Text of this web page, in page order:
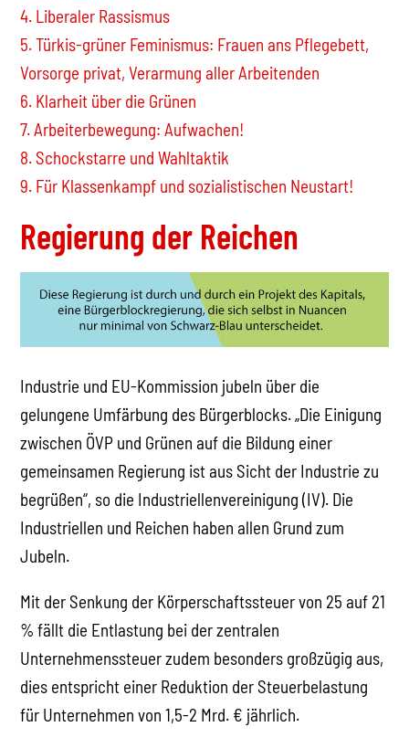
4. Liberaler Rassismus
5. Türkis-grüner Feminismus: Frauen ans Pflegebett,
Vorsorge privat, Verarmung aller Arbeitenden
6. Klarheit über die Grünen
7. Arbeiterbewegung: Aufwachen!
8. Schockstarre und Wahltaktik
9. Für Klassenkampf und sozialistischen Neustart!
Regierung der Reichen
Industrie und EU-Kommission jubeln über die
gelungene Umfärbung des Bürgerblocks. „Die Einigung
zwischen ÖVP und Grünen auf die Bildung einer
gemeinsamen Regierung ist aus Sicht der Industrie zu
begrüßen“, so die Industriellenvereinigung (IV). Die
Industriellen und Reichen haben allen Grund zum
Jubeln.
Mit der Senkung der Körperschaftssteuer von 25 auf 21
% fällt die Entlastung bei der zentralen
Unternehmenssteuer zudem besonders großzügig aus,
dies entspricht einer Reduktion der Steuerbelastung
für Unternehmen von 1,5-2 Mrd. € jährlich.